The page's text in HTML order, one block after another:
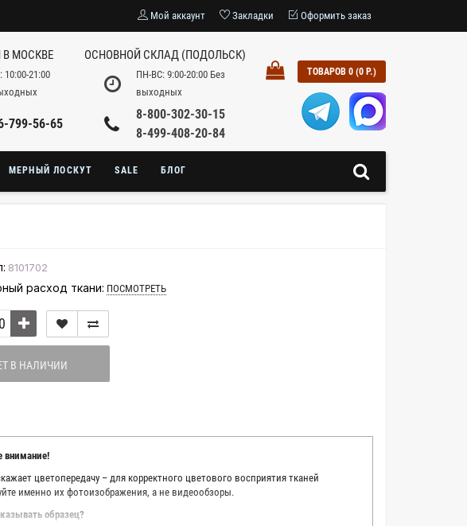
Мой аккаунт Закладки Оформить заказ
МОСКВЕ
10:00-21:00
799-56-65
ОСНОВНОЙ СКЛАД (ПОДОЛЬСК)
ПН-ВС: 9:00-20:00 Без
выходных
8-800-302-30-15
8-499-408-20-84
ТОВАРОВ 0 (0 Р.)
МЕРНЫЙ ЛОСКУТ SALE БЛОГ
8101702
расход ткани: ПОСМОТРЕТЬ
В НАЛИЧИИ
внимание!
цветопередачу – для корректного цветового восприятия тканей
именно их фотоизображения, а не видеообзоры.
образец?